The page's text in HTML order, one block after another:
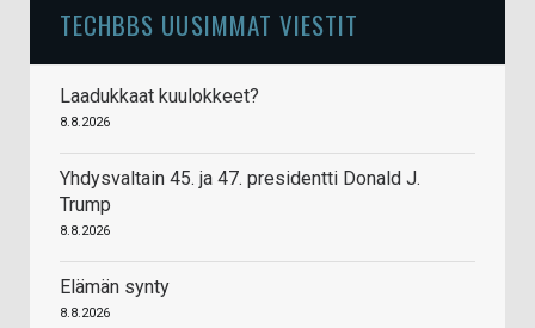
TECHBBS UUSIMMAT VIESTIT
Laadukkaat kuulokkeet?
8.8.2026
Yhdysvaltain 45. ja 47. presidentti Donald J.
Trump
8.8.2026
Elämän synty
8.8.2026